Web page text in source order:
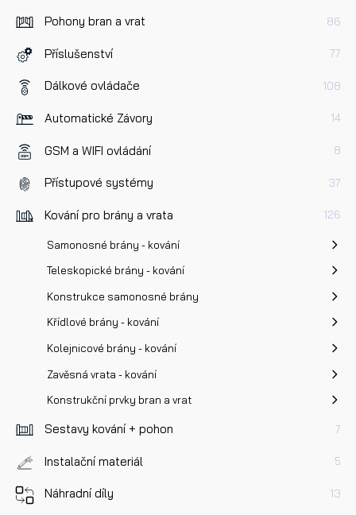
Pohony bran a vrat 86
Příslušenství 77
Dálkové ovládače 108
Automatické Závory 14
GSM a WIFI ovládání 8
Přístupové systémy 37
Kování pro brány a vrata 126
Samonosné brány - kování
Teleskopické brány - kování
Konstrukce samonosné brány
Křídlové brány - kování
Kolejnicové brány - kování
Zavěsná vrata - kování
Konstrukční prvky bran a vrat
Sestavy kování + pohon 7
Instalační materiál 5
Náhradní díly 13